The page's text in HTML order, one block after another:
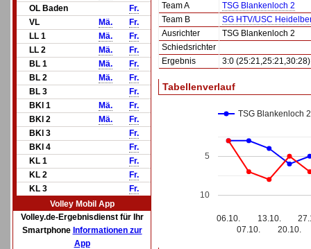
OL Baden
Fr.
VL
Mä.
Fr.
LL 1
Mä.
Fr.
LL 2
Mä.
Fr.
BL 1
Mä.
Fr.
BL 2
Mä.
Fr.
BL 3
Fr.
BKl 1
Mä.
Fr.
BKl 2
Mä.
Fr.
BKl 3
Fr.
BKl 4
Fr.
KL 1
Fr.
KL 2
Fr.
KL 3
Fr.
Volley Mobil App
Volley.de-Ergebnisdienst für Ihr
Smartphone Informationen zur
App
Team A
TSG Blankenloch 2
Team B
SG HTV/USC
Ausrichter
TSG Blankenloch 2
Schiedsrichter
Ergebnis
3:0 (25:21,25:21,30:28)
Tabellenverlauf
TSG Blankenloch 2
06.10.
07.10.
13.10.
20.10.
5
10